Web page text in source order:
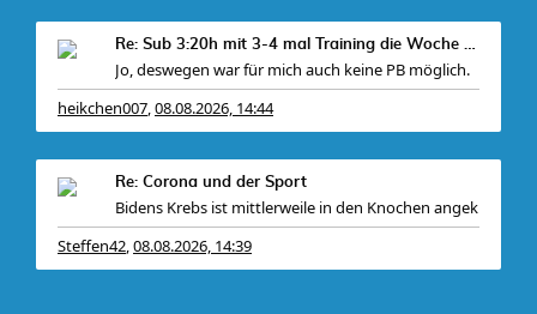
Re: Sub 3:20h mit 3-4 mal Training die Woche machb
Jo, deswegen war für mich auch keine PB möglich.
heikchen007,08.08.2026, 14:44
Re: Corona und der Sport
Bidens Krebs ist mittlerweile in den Knochen angek
Steffen42,08.08.2026, 14:39